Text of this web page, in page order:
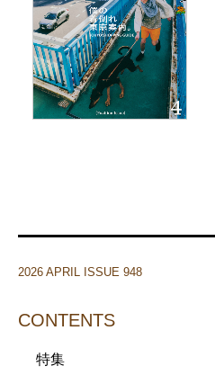
2026 APRIL ISSUE 948
CONTENTS
特集